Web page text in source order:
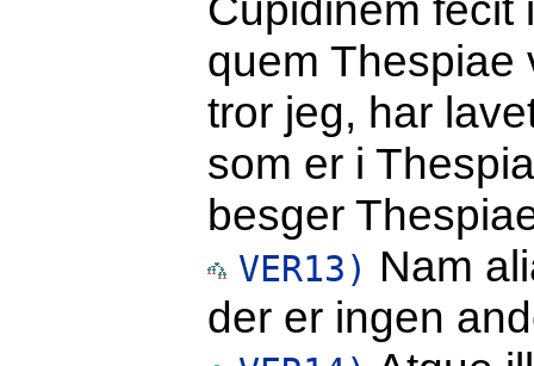
Cupidinem fecit
quem Thespiae
tror jeg, har
som er i
besger
VER13) Nam
der er ingen